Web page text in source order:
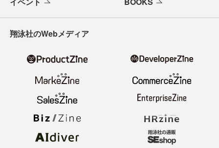
翔泳社のWebメディア